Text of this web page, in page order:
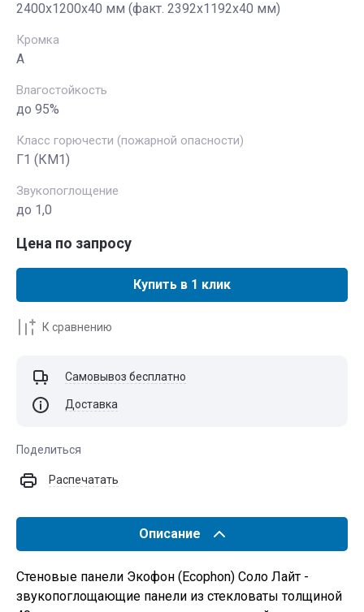
2400х1200х40 мм (факт. 2392x1192x40 мм)
Кромка
A
Влагостойкость
до 95%
Класс горючести (пожарной опасности)
Г1 (КМ1)
Звукопоглощение
до 1,0
Цена по запросу
Купить в 1 клик
К сравнению
Самовывоз бесплатно
Доставка
Поделиться
Распечатать
Описание
Стеновые панели Экофон (Ecophon) Соло Лайт -
звукопоглощающие панели из стекловаты толщиной